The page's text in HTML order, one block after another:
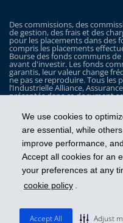
We use cookies to
are essential, while
improve performance,
Accept all cookies for an
your preferences at any
cookie policy .
Accept All Adjust
Des commissions, des
de gestion, des frais et des
pour les placements dans des
compris les placements
Bourse des fonds communs
avant d'investir. Les fonds
garantis, leur valeur change
ne pas se reproduire. Tous
l’Industrielle Alliance,
présentés dans ce document
sont utilisés ici qu’à titre
Les Fonds iA Clarington sont
Clarington, le logo d’iA
de iA Gestion de patrimoine
sous licence, de l’Industrielle